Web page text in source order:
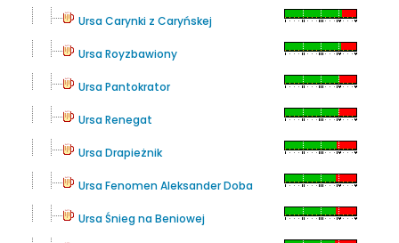
Ursa Carynki z Caryńskej
Ursa Royzbawiony
Ursa Pantokrator
Ursa Renegat
Ursa Drapieżnik
Ursa Fenomen Aleksander Doba
Ursa Śnieg na Beniowej